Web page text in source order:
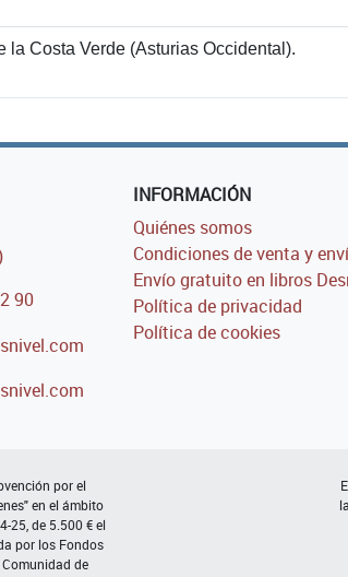
la Costa Verde (Asturias Occidental).
90
INFORMACIÓN
Quiénes somos
Condiciones de venta y
Envío gratuito en libros
Política de privacidad
Política de cookies
por el
en el ámbito
25, de 5.500 € el
por los Fondos
de